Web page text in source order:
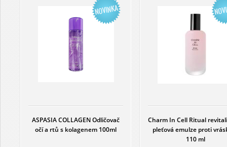
ASPASIA COLLAGEN Odličovač
očí a rtů s kolagenem 100ml
Charm In Cell Ritual
pleťová emulze proti
110 ml